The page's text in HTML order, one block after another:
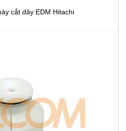
cắt dây EDM Hitachi